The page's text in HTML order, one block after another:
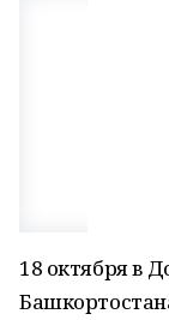
18 октября в